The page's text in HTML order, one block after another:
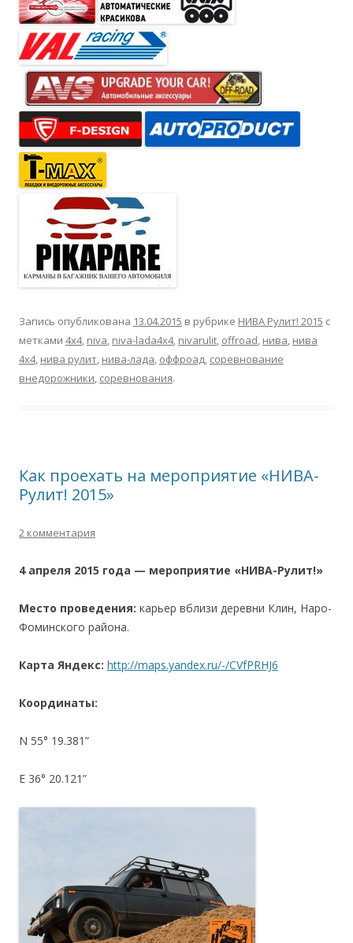
Запись опубликована 13.04.2015 в рубрике НИВА Рулит! 2015 с
метками 4х4, niva, niva-lada4x4, nivarulit, offroad, нива, нива
4х4, нива рулит, нива-лада, оффроад, соревнование
внедорожники, соревнования.
Как проехать на мероприятие «НИВА-
Рулит! 2015»
2 комментария
4 апреля 2015 года — мероприятие «НИВА-Рулит!»
Место проведения: карьер вблизи деревни Клин, Наро-
Фоминского района.
Карта Яндекс: http://maps.yandex.ru/-/CVfPRHJ6
Координаты:
N 55° 19.381”
E 36° 20.121”